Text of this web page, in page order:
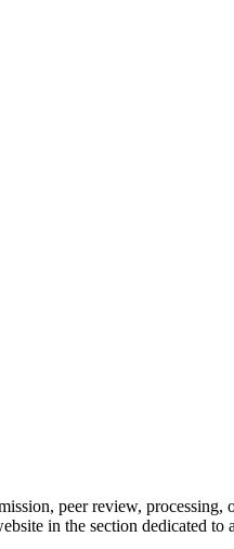
peer review, processing,
in the section dedicated to